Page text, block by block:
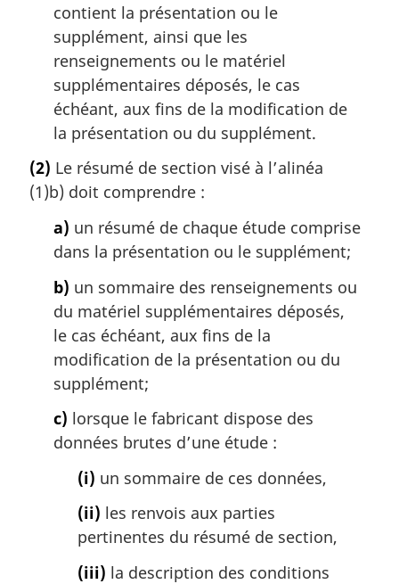
contient la présentation ou le
supplément, ainsi que les
renseignements ou le matériel
supplémentaires déposés, le cas
échéant, aux fins de la modification de
la présentation ou du supplément.
(2) Le résumé de section visé à l’alinéa
(1)b) doit comprendre :
a) un résumé de chaque étude comprise
dans la présentation ou le supplément;
b) un sommaire des renseignements ou
du matériel supplémentaires déposés,
le cas échéant, aux fins de la
modification de la présentation ou du
supplément;
c) lorsque le fabricant dispose des
données brutes d’une étude :
(i) un sommaire de ces données,
(ii) les renvois aux parties
pertinentes du résumé de section,
(iii) la description des conditions